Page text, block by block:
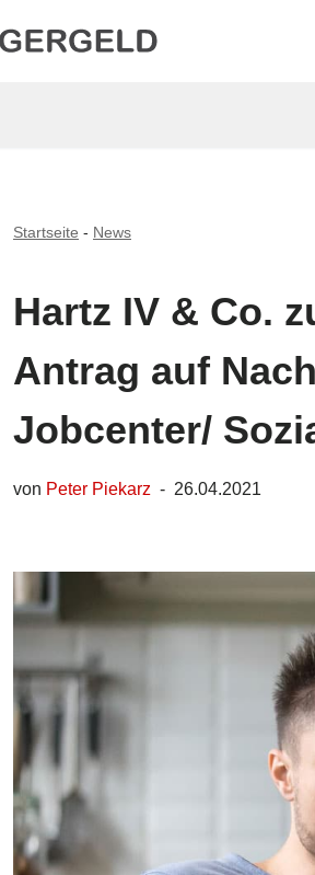
Startseite - News
Hartz IV & Co.
Antrag auf
Jobcenter/
von Peter Piekarz 26.04.2021